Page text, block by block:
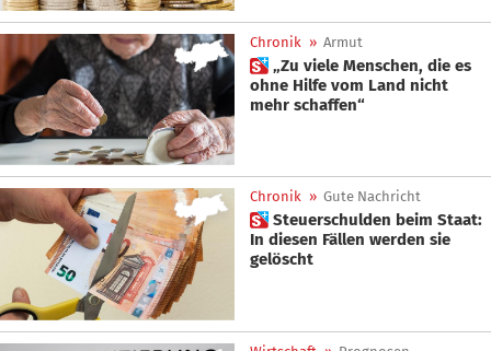
Chronik » Armut
 „Zu viele Menschen, die es
ohne Hilfe vom Land nicht
mehr schaffen“
Chronik » Gute Nachricht
 Steuerschulden beim Staat:
In diesen Fällen werden sie
gelöscht